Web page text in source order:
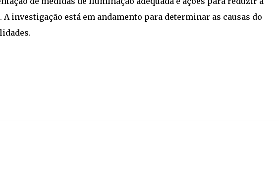
investigação está em andamento para determinar as causas do